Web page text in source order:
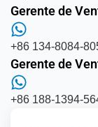
Gerente de
+86 134-8084-
Gerente de
+86 188-1394-